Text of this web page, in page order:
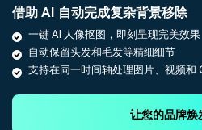
关于万兴
加入我们
产品功能
视频/照片
AI 文本转视频 NEW
AI 图生视频
解决方案
政企服务
专业创作人群
使用教程
文章资讯
帮助中心
借助 AI 自动完成复杂背景移除
一键 AI 人像抠图，即刻呈现完美效果
自动保留头发和毛发等精细细节
支持在同一时间轴处理图片、视频和
让您的品牌焕